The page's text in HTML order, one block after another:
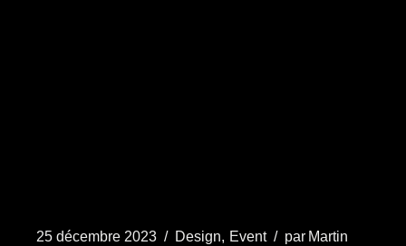
25 décembre 2023 Design Event par Martin